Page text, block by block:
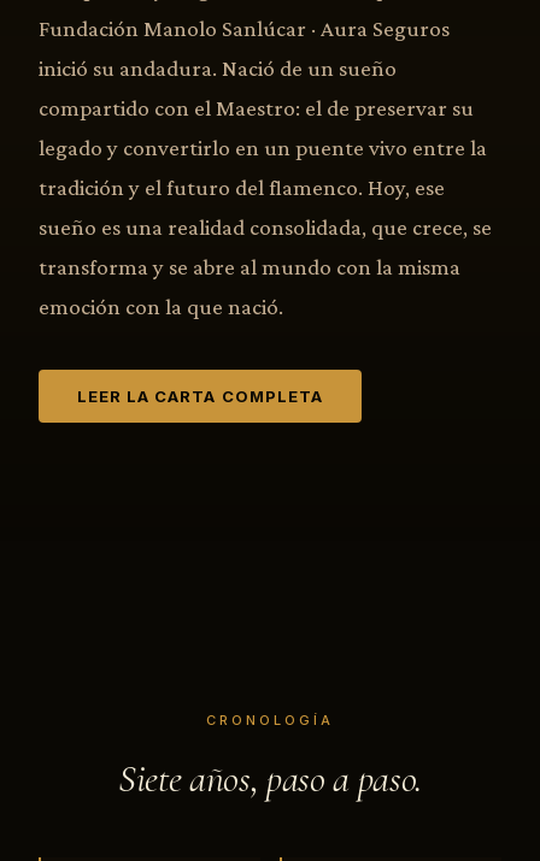
Fundación Manolo Sanlúcar · Aura Seguros
inició su andadura. Nació de un sueño
compartido con el Maestro: el de preservar su
legado y convertirlo en un puente vivo entre la
tradición y el futuro del flamenco. Hoy, ese
sueño es una realidad consolidada, que crece, se
transforma y se abre al mundo con la misma
emoción con la que nació.
LEER LA CARTA COMPLETA
CRONOLOGÍA
Siete años, paso a paso.